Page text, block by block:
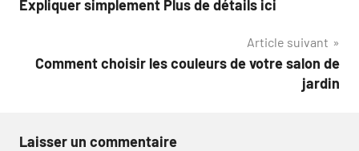
de
Expliquer simplement Plus de détails ici
Article suivant
Comment choisir les couleurs de votre salon de
jardin
Laisser un commentaire